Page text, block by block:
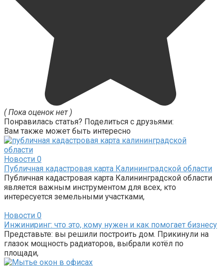
( Пока оценок нет )
Понравилась статья? Поделиться с друзьями:
Вам также может быть интересно
Новости 0
Публичная кадастровая карта Калининградской области
Публичная кадастровая карта Калининградской области
является важным инструментом для всех, кто
интересуется земельными участками,
Новости 0
Инжиниринг: что это, кому нужен и как помогает бизнесу
Представьте: вы решили построить дом. Прикинули на
глазок мощность радиаторов, выбрали котёл по
площади,